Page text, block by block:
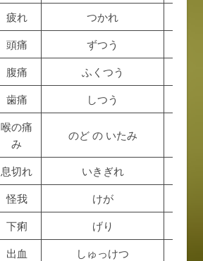
疲れ つかれ
頭痛 ずつう
腹痛 ふくつう
歯痛 しつう
喉の痛
み
のど の いたみ
息切れ いきぎれ
怪我 けが
下痢 げり
出血 しゅっけつ